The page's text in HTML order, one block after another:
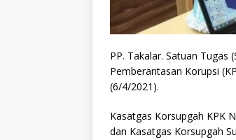
PP. Takalar. Satuan Tugas
Pemberantasan Korupsi
(6/4/2021).
Kasatgas Korsupgah KPK
dan Kasatgas Korsupgah